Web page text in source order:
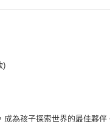
)
為孩子探索世界的最佳夥